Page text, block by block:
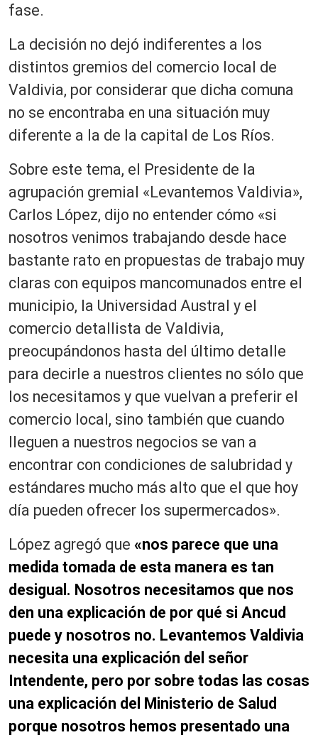
fase.
La decisión no dejó indiferentes a los
distintos gremios del comercio local de
Valdivia, por considerar que dicha comuna
no se encontraba en una situación muy
diferente a la de la capital de Los Ríos.
Sobre este tema, el Presidente de la
agrupación gremial «Levantemos Valdivia»,
Carlos López, dijo no entender cómo «si
nosotros venimos trabajando desde hace
bastante rato en propuestas de trabajo muy
claras con equipos mancomunados entre el
municipio, la Universidad Austral y el
comercio detallista de Valdivia,
preocupándonos hasta del último detalle
para decirle a nuestros clientes no sólo que
los necesitamos y que vuelvan a preferir el
comercio local, sino también que cuando
lleguen a nuestros negocios se van a
encontrar con condiciones de salubridad y
estándares mucho más alto que el que hoy
día pueden ofrecer los supermercados».
López agregó que «nos parece que una
medida tomada de esta manera es tan
desigual. Nosotros necesitamos que nos
den una explicación de por qué si Ancud
puede y nosotros no. Levantemos Valdivia
necesita una explicación del señor
Intendente, pero por sobre todas las cosas
una explicación del Ministerio de Salud
porque nosotros hemos presentado una